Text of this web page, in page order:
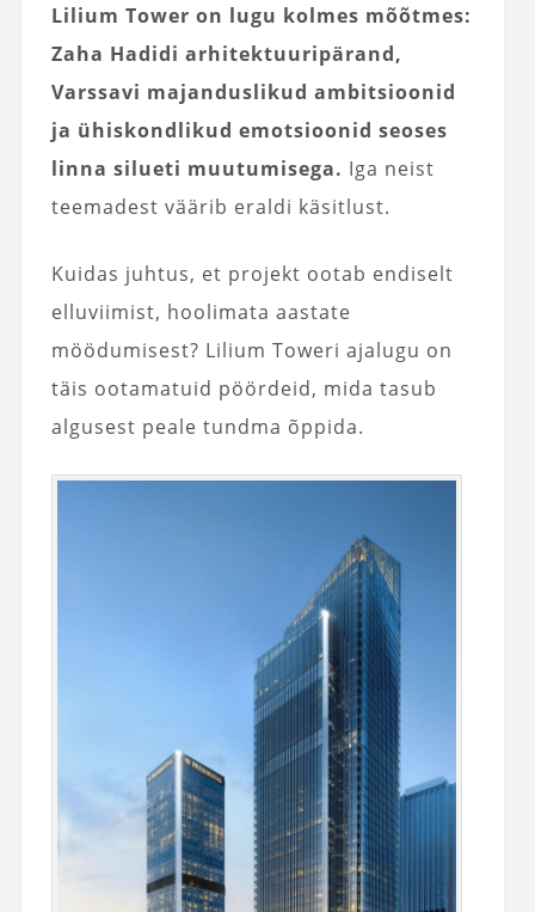
Lilium Tower on lugu kolmes mõõtmes:
Zaha Hadidi arhitektuuripärand,
Varssavi majanduslikud ambitsioonid
ja ühiskondlikud emotsioonid seoses
linna silueti muutumisega. Iga neist
teemadest väärib eraldi käsitlust.
Kuidas juhtus, et projekt ootab endiselt
elluviimist, hoolimata aastate
möödumisest? Lilium Toweri ajalugu on
täis ootamatuid pöördeid, mida tasub
algusest peale tundma õppida.